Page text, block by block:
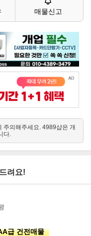
매물신고
의해주세요. 4989샵은 개
다.
려요!
급 건전매물